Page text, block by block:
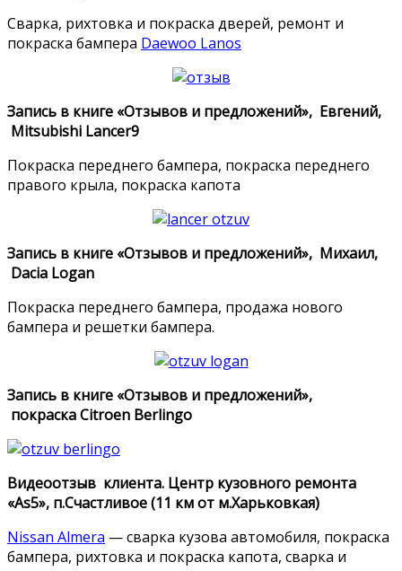
Сварка, рихтовка и покраска дверей, ремонт и
покраска бампера Daewoo Lanos
Запись в книге «Отзывов и предложений», Евгений,
Mitsubishi Lancer9
Покраска переднего бампера, покраска переднего
правого крыла, покраска капота
Запись в книге «Отзывов и предложений», Михаил,
Dacia Logan
Покраска переднего бампера, продажа нового
бампера и решетки бампера.
Запись в книге «Отзывов и предложений»,
покраска Citroen Berlingo
Видеоотзыв клиента. Центр кузовного ремонта
«As5», п.Счастливое (11 км от м.Харьковкая)
Nissan Almera — сварка кузова автомобиля, покраска
бампера, рихтовка и покраска капота, сварка и